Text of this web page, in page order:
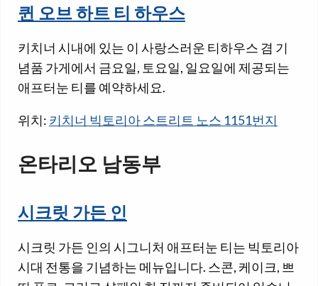
퀸 오브 하트 티 하우스
키치너 시내에 있는 이 사랑스러운 티하우스 겸 기
념품 가게에서 금요일, 토요일, 일요일에 제공되는
애프터눈 티를 예약하세요.
위치: 키치너 빅토리아 스트리트 노스 1151번지
온타리오 남동부
시크릿 가든 인
시크릿 가든 인의 시그니처 애프터눈 티는 빅토리아
시대 전통을 기념하는 메뉴입니다. 스콘, 케이크, 쁘